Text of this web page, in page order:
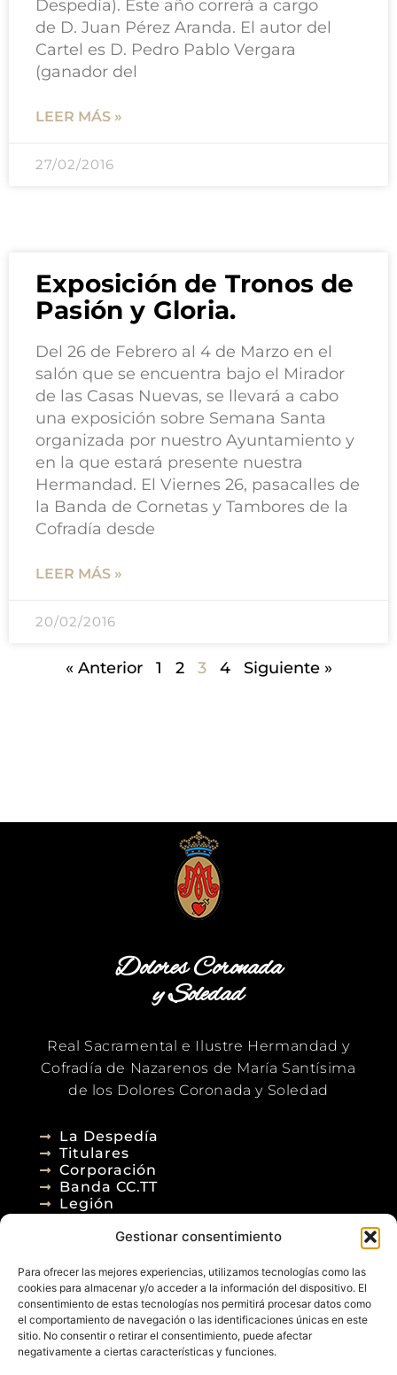
Gestionar consentimiento
Para ofrecer las mejores experiencias, utilizamos tecnologías como las
cookies para almacenar y/o acceder a la información del dispositivo. El
consentimiento de estas tecnologías nos permitirá procesar datos como
el comportamiento de navegación o las identificaciones únicas en este
sitio. No consentir o retirar el consentimiento, puede afectar
negativamente a ciertas características y funciones.
Despedía). Este año correrá a cargo
de D. Juan Pérez Aranda. El autor del
Cartel es D. Pedro Pablo Vergara
(ganador del
LEER MÁS »
27/02/2016
Exposición de Tronos de
Pasión y Gloria.
Del 26 de Febrero al 4 de Marzo en el
salón que se encuentra bajo el Mirador
de las Casas Nuevas, se llevará a cabo
una exposición sobre Semana Santa
organizada por nuestro Ayuntamiento y
en la que estará presente nuestra
Hermandad. El Viernes 26, pasacalles de
la Banda de Cornetas y Tambores de la
Cofradía desde
LEER MÁS »
20/02/2016
« Anterior 1 2 3 4 Siguiente »
Dolores Coronada
y Soledad
Real Sacramental e Ilustre Hermandad y
Cofradía de Nazarenos de María Santísima
de los Dolores Coronada y Soledad
La Despedía
Titulares
Corporación
Banda CC.TT
Legión
Agenda
Blog
Contacto